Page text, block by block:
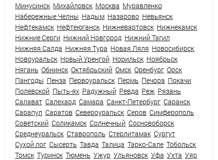
Минусинск Михайловск Москва Муравленко
Набережные Челны Надым Назарово Невьянск
Нефтекамск Нефтеюганск Нижневартовск Нижнекамск
Нижние Серги Нижний Новгород Нижний Тагил
Нижняя Салда Нижняя Тура Новая Ляля Новосибирск
Новоуральск Новый Уренгой Норильск Ноябрьск
Нягань Обнинск Октябрьский Омск Оренбург Орск
Пангоды Пенза Первоуральск Пермь Печора Покачи
Полевской Пыть-ях Радужный Ревда Реж Рязань
Салават Салехард Самара Санкт-Петербург Саранск
Сарапул Саратов Североуральск Серов Симферополь
Советский Соликамск Солнечный Сосновоборск
Среднеуральск Ставрополь Стерлитамак Сургут
Сухой лог Сысерть Тавда Талица Тарко-Сале Тобольск
Томск Туринск Тюмень Ужур Ульяновск Уфа Ухта Уяр